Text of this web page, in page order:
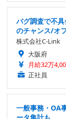
バグ調査で不
のチャンス/オ
株式会社C-Link
大阪府
月給32万
正社員
一般事務・OA